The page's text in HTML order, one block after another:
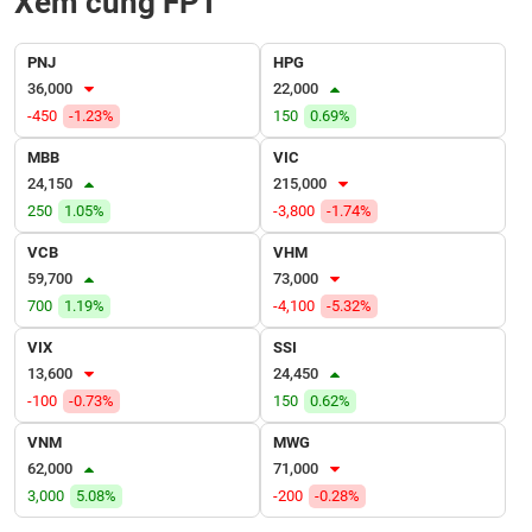
PNJ
36,000
-450
-1.23%
HPG
22,000
150
0.69%
MBB
24,150
250
1.05%
VIC
215,000
-3,800
-1.74%
VCB
59,700
700
1.19%
VHM
73,000
-4,100
-5.32%
VIX
13,600
-100
-0.73%
SSI
24,450
150
0.62%
VNM
62,000
3,000
5.08%
MWG
71,000
-200
-0.28%
VỤ
THÔNG
TIỆN
ÍCH
BẤT
ĐỘNG
SẢN
chứng
khoán
(-)